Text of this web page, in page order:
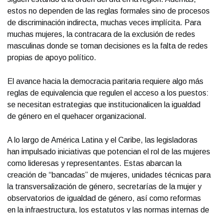
estos no dependen de las reglas formales sino de procesos
de discriminación indirecta, muchas veces implícita. Para
muchas mujeres, la contracara de la exclusión de redes
masculinas donde se toman decisiones es la falta de redes
propias de apoyo político.
El avance hacia la democracia paritaria requiere algo más
reglas de equivalencia que regulen el acceso a los puestos:
se necesitan estrategias que institucionalicen la igualdad
de género en el quehacer organizacional.
A lo largo de América Latina y el Caribe, las legisladoras
han impulsado iniciativas que potencian el rol de las mujeres
como lideresas y representantes. Estas abarcan la
creación de “bancadas” de mujeres, unidades técnicas para
la transversalización de género, secretarías de la mujer y
observatorios de igualdad de género, así como reformas
en la infraestructura, los estatutos y las normas internas de